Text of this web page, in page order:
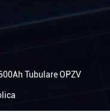
Tubulare OPZV